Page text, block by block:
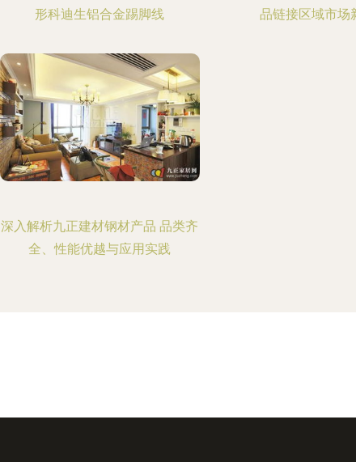
形科迪生铝合金踢脚线
品链接区域市场
深入解析九正建材钢材产品 品类齐
全、性能优越与应用实践